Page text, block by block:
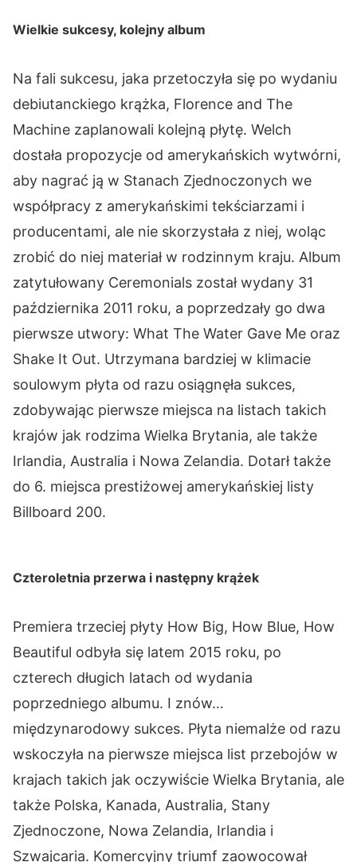
Wielkie sukcesy, kolejny album
Na fali sukcesu, jaka przetoczyła się po wydaniu
debiutanckiego krążka, Florence and The
Machine zaplanowali kolejną płytę. Welch
dostała propozycje od amerykańskich wytwórni,
aby nagrać ją w Stanach Zjednoczonych we
współpracy z amerykańskimi tekściarzami i
producentami, ale nie skorzystała z niej, woląc
zrobić do niej materiał w rodzinnym kraju. Album
zatytułowany Ceremonials został wydany 31
października 2011 roku, a poprzedzały go dwa
pierwsze utwory: What The Water Gave Me oraz
Shake It Out. Utrzymana bardziej w klimacie
soulowym płyta od razu osiągnęła sukces,
zdobywając pierwsze miejsca na listach takich
krajów jak rodzima Wielka Brytania, ale także
Irlandia, Australia i Nowa Zelandia. Dotarł także
do 6. miejsca prestiżowej amerykańskiej listy
Billboard 200.
Czteroletnia przerwa i następny krążek
Premiera trzeciej płyty How Big, How Blue, How
Beautiful odbyła się latem 2015 roku, po
czterech długich latach od wydania
poprzedniego albumu. I znów…
międzynarodowy sukces. Płyta niemalże od razu
wskoczyła na pierwsze miejsca list przebojów w
krajach takich jak oczywiście Wielka Brytania, ale
także Polska, Kanada, Australia, Stany
Zjednoczone, Nowa Zelandia, Irlandia i
Szwajcaria. Komercyjny triumf zaowocował